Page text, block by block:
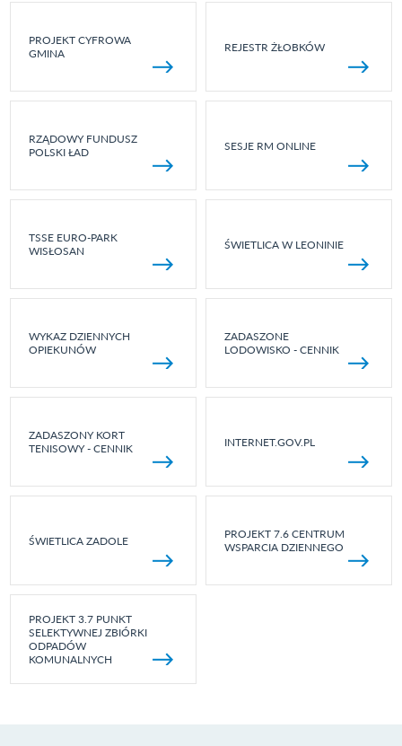
PROJEKT CYFROWA
GMINA
REJESTR ŻŁOBKÓW
RZĄDOWY FUNDUSZ
POLSKI ŁAD
SESJE RM ONLINE
TSSE EURO-PARK
WISŁOSAN
ŚWIETLICA W LEONINIE
WYKAZ DZIENNYCH
OPIEKUNÓW
ZADASZONE
LODOWISKO - CENNIK
ZADASZONY KORT
TENISOWY - CENNIK
INTERNET.GOV.PL
ŚWIETLICA ZADOLE
PROJEKT 7.6 CENTRUM
WSPARCIA DZIENNEGO
PROJEKT 3.7 PUNKT
SELEKTYWNEJ ZBIÓRKI
ODPADÓW
KOMUNALNYCH